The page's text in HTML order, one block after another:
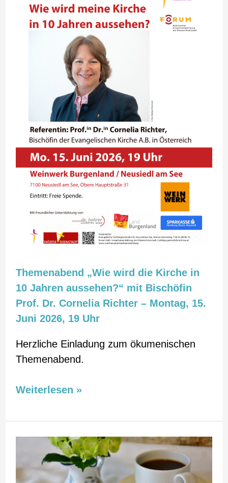
Themenabend „Wie wird die Kirche in
10 Jahren aussehen?“ mit Bischöfin
Prof. Dr. Cornelia Richter – Montag, 15.
Juni 2026, 19 Uhr
Herzliche Einladung zum ökumenischen
Themenabend.
wird
die
aussehen?“
Bischöfin
Prof.
Cornelia
Richter
2026,
19
Uhr
Weiterlesen »
Sonntag,